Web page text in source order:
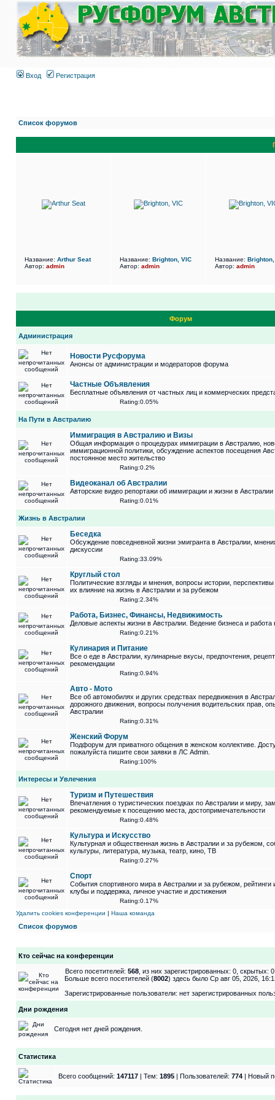
Вход Регистрация
Список форумов
Название: Arthur Seat
Автор: admin
Название: Brighton, VIC
Автор: admin
Название: Brighton,
Автор: admin
Форум
Администрация
Новости Русфорума
Анонсы от администрации и модераторов форума
Частные Объявления
Бесплатные объявления от частных лиц и коммерческих
Rating:0.05%
На Пути в Австралию
Иммиграция в Австралию и Визы
Общая информация о процедурах иммиграции в Австралию,
иммиграционной политики, обсуждение аспектов посещения
постоянное место жительство
Rating:0.2%
Видеоканал об Австралии
Авторские видео репортажи об иммиграции и жизни в Австралии
Rating:0.01%
Жизнь в Австралии
Беседка
Обсуждение повседневной жизни эмигранта в Австралии,
дискуссии
Rating:33.09%
Круглый стол
Политические взгляды и мнения, вопросы истории,
их влияние на жизнь в Австралии и за рубежом
Rating:2.34%
Работа, Бизнес, Финансы, Недвижимость
Деловые аспекты жизни в Австралии. Ведение бизнеса и работа
Rating:0.21%
Кулинария и Питание
Все о еде в Австралии, кулинарные вкусы, предпочтения,
рекомендации
Rating:0.94%
Авто - Мото
Все об автомобилях и других средствах передвижения в
дорожного движения, вопросы получения водительских прав,
Австралии
Rating:0.31%
Женский Форум
Подфорум для приватного общения в женском коллективе.
пожалуйста пишите свои заявки в ЛС Admin.
Rating:100%
Интересы и Увлечения
Туризм и Путешествия
Впечатления о туристических поездках по Австралии и миру,
рекомендуемые к посещению места, достопримечательности
Rating:0.48%
Культура и Искусство
Культурная и общественная жизнь в Австралии и за рубежом,
культуры, литература, музыка, театр, кино, ТВ
Rating:0.27%
Спорт
События спортивного мира в Австралии и за рубежом, рейтинги
клубы и поддержка, личное участие и достижения
Rating:0.17%
Удалить cookies конференции | Наша команда
Список форумов
Кто сейчас на конференции
Всего посетителей: 568 , из них зарегистрированных: 0, скрытых:
Больше всего посетителей (8002) здесь было Ср авг 05, 2026,
Зарегистрированные пользователи: нет зарегистрированных
Дни рождения
Сегодня нет дней рождения.
Статистика
Всего сообщений: 147117 | Тем: 1895 | Пользователей: 774 | Новый